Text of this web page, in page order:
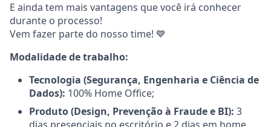
E ainda tem mais vantagens que você irá conhecer
durante o processo!
Vem fazer parte do nosso time! 💙
Modalidade de trabalho:
Tecnologia (Segurança, Engenharia e Ciência de
Dados): 100% Home Office;
Produto (Design, Prevenção à Fraude e BI): 3